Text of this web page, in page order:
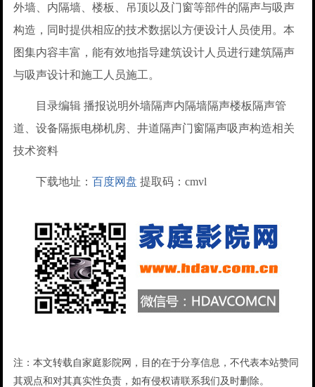
外墙、内隔墙、楼板、吊顶以及门窗等部件的隔声与吸声
构造，同时提供相应的技术数据以方便设计人员使用。本
图集内容丰富，能有效地指导建筑设计人员进行建筑隔声
与吸声设计和施工人员施工。
目录编辑 播报说明外墙隔声内隔墙隔声楼板隔声管
道、设备隔振电梯机房、井道隔声门窗隔声吸声构造相关
技术资料
下载地址：百度网盘 提取码：cmvl
注：本文转载自家庭影院网，目的在于分享信息，不代表本站赞同
其观点和对其真实性负责，如有侵权请联系我们及时删除。